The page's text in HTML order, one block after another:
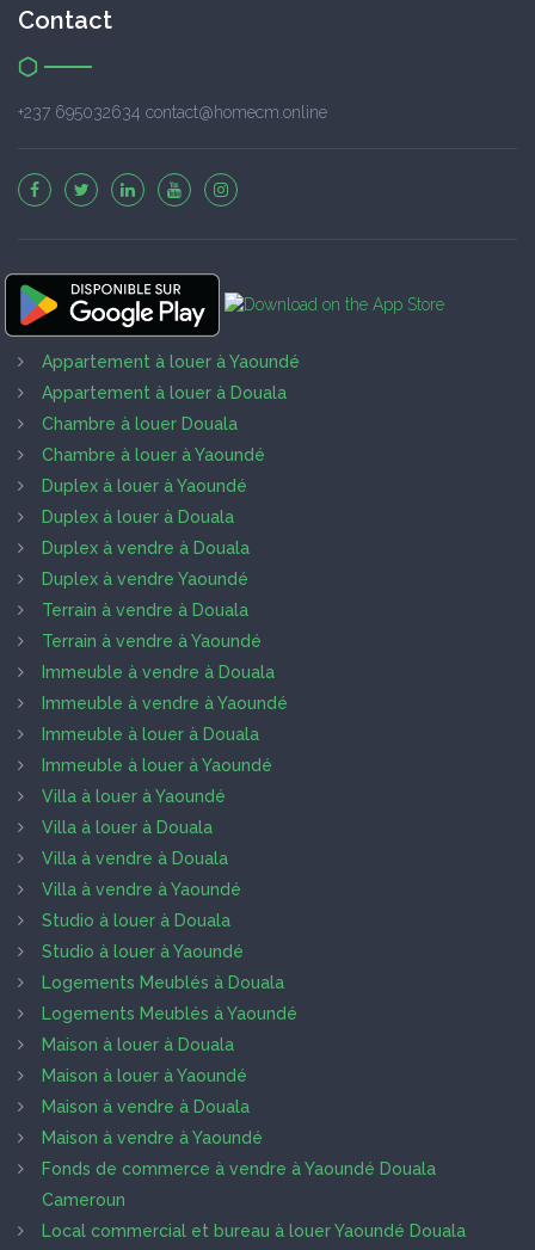
Contact
+237 695032634 contact@homecm.online
Appartement à louer à Yaoundé
Appartement à louer à Douala
Chambre à louer Douala
Chambre à louer à Yaoundé
Duplex à louer à Yaoundé
Duplex à louer à Douala
Duplex à vendre à Douala
Duplex à vendre Yaoundé
Terrain à vendre à Douala
Terrain à vendre à Yaoundé
Immeuble à vendre à Douala
Immeuble à vendre à Yaoundé
Immeuble à louer à Douala
Immeuble à louer à Yaoundé
Villa à louer à Yaoundé
Villa à louer à Douala
Villa à vendre à Douala
Villa à vendre à Yaoundé
Studio à louer à Douala
Studio à louer à Yaoundé
Logements Meublés à Douala
Logements Meublés à Yaoundé
Maison à louer à Douala
Maison à louer à Yaoundé
Maison à vendre à Douala
Maison à vendre à Yaoundé
Fonds de commerce à vendre à Yaoundé Douala
Cameroun
Local commercial et bureau à louer Yaoundé Douala